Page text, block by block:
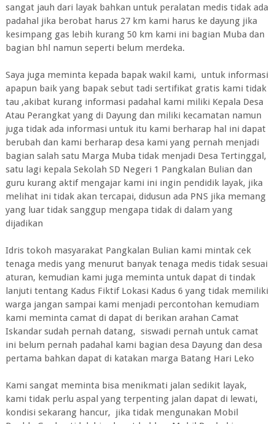
sangat jauh dari layak bahkan untuk peralatan medis tidak ada
padahal jika berobat harus 27 km kami harus ke dayung jika
kesimpang gas lebih kurang 50 km kami ini bagian Muba dan
bagian bhl namun seperti belum merdeka.
Saya juga meminta kepada bapak wakil kami, untuk informasi
apapun baik yang bapak sebut tadi sertifikat gratis kami tidak
tau ,akibat kurang informasi padahal kami miliki Kepala Desa
Atau Perangkat yang di Dayung dan miliki kecamatan namun
juga tidak ada informasi untuk itu kami berharap hal ini dapat
berubah dan kami berharap desa kami yang pernah menjadi
bagian salah satu Marga Muba tidak menjadi Desa Tertinggal,
satu lagi kepala Sekolah SD Negeri 1 Pangkalan Bulian dan
guru kurang aktif mengajar kami ini ingin pendidik layak, jika
melihat ini tidak akan tercapai, didusun ada PNS jika memang
yang luar tidak sanggup mengapa tidak di dalam yang
dijadikan
Idris tokoh masyarakat Pangkalan Bulian kami mintak cek
tenaga medis yang menurut banyak tenaga medis tidak sesuai
aturan, kemudian kami juga meminta untuk dapat di tindak
lanjuti tentang Kadus Fiktif Lokasi Kadus 6 yang tidak memiliki
warga jangan sampai kami menjadi percontohan kemudiam
kami meminta camat di dapat di berikan arahan Camat
Iskandar sudah pernah datang, siswadi pernah untuk camat
ini belum pernah padahal kami bagian desa Dayung dan desa
pertama bahkan dapat di katakan marga Batang Hari Leko
Kami sangat meminta bisa menikmati jalan sedikit layak,
kami tidak perlu aspal yang terpenting jalan dapat di lewati,
kondisi sekarang hancur, jika tidak mengunakan Mobil